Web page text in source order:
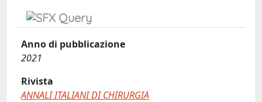
Anno di pubblicazione
2021
Rivista
ANNALI ITALIANI DI CHIRURGIA